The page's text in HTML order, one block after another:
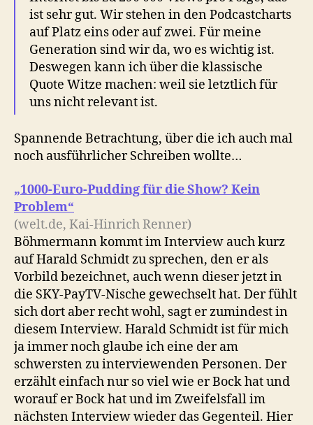
ist sehr gut. Wir stehen in den Podcastcharts
auf Platz eins oder auf zwei. Für meine
Generation sind wir da, wo es wichtig ist.
Deswegen kann ich über die klassische
Quote Witze machen: weil sie letztlich für
uns nicht relevant ist.
Spannende Betrachtung, über die ich auch mal
noch ausführlicher Schreiben wollte…
„1000-Euro-Pudding für die Show? Kein
Problem“
(welt.de, Kai-Hinrich Renner)
Böhmermann kommt im Interview auch kurz
auf Harald Schmidt zu sprechen, den er als
Vorbild bezeichnet, auch wenn dieser jetzt in
die SKY-PayTV-Nische gewechselt hat. Der fühlt
sich dort aber recht wohl, sagt er zumindest in
diesem Interview. Harald Schmidt ist für mich
ja immer noch glaube ich eine der am
schwersten zu interviewenden Personen. Der
erzählt einfach nur so viel wie er Bock hat und
worauf er Bock hat und im Zweifelsfall im
nächsten Interview wieder das Gegenteil. Hier